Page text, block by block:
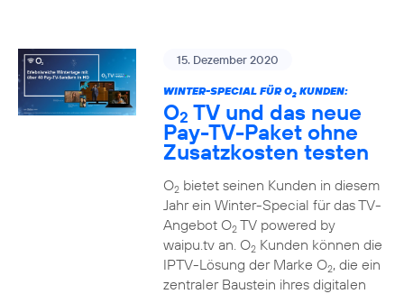
15. Dezember 2020
WINTER-SPECIAL FÜR O2KUNDEN:
O2 TV und das neue
Pay-TV-Paket ohne
Zusatzkosten testen
O2bietet seinen Kunden in diesem
Jahr ein Winter-Special für das TV-
Angebot O2TV powered by
waipu.tv an. O2Kunden können die
IPTV-Lösung der Marke O2, die ein
zentraler Baustein ihres digitalen